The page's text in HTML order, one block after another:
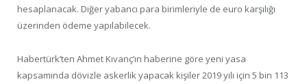
hesaplanacak. Diğer yabancı para birimleriyle de euro karşılığı
üzerinden ödeme yapılabilecek.
Habertürk’ten Ahmet Kıvanç’ın haberine göre yeni yasa
kapsamında dövizle askerlik yapacak kişiler 2019 yılı için 5 bin 113